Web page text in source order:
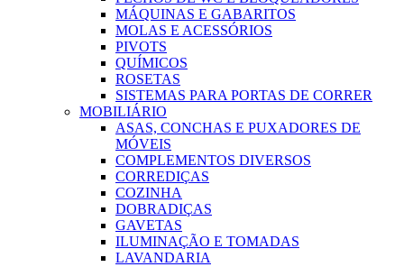
MÁQUINAS E GABARITOS
MOLAS E ACESSÓRIOS
PIVOTS
QUÍMICOS
ROSETAS
SISTEMAS PARA PORTAS DE CORRER
MOBILIÁRIO
ASAS, CONCHAS E PUXADORES DE
MÓVEIS
COMPLEMENTOS DIVERSOS
CORREDIÇAS
COZINHA
DOBRADIÇAS
GAVETAS
ILUMINAÇÃO E TOMADAS
LAVANDARIA